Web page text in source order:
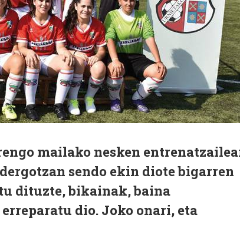
mailako nesken
sendo ekin diote bigarren
dituzte, bikainak, baina
dio. Joko onari, eta